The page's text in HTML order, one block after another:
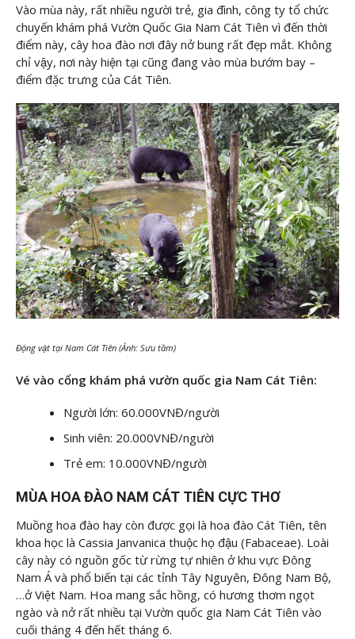
Vào mùa này, rất nhiều người trẻ, gia đình, công ty tổ chức
chuyến khám phá Vườn Quốc Gia Nam Cát Tiên vì đến thời
điểm này, cây hoa đào nơi đây nở bung rất đẹp mắt. Không
chỉ vậy, nơi này hiện tại cũng đang vào mùa bướm bay –
điểm đặc trưng của Cát Tiên.
Động vật tại Nam Cát Tiên (Ảnh: Sưu tầm)
Vé vào cổng khám phá vườn quốc gia Nam Cát Tiên:
Người lớn: 60.000VNĐ/người
Sinh viên: 20.000VNĐ/người
Trẻ em: 10.000VNĐ/người
MÙA HOA ĐÀO NAM CÁT TIÊN CỰC THƠ
Muồng hoa đào hay còn được gọi là hoa đào Cát Tiên, tên
khoa học là Cassia Janvanica thuộc họ đậu (Fabaceae). Loài
cây này có nguồn gốc từ rừng tự nhiên ở khu vực Đông
Nam Á và phổ biến tại các tỉnh Tây Nguyên, Đông Nam Bộ,
…ở Việt Nam. Hoa mang sắc hồng, có hương thơm ngọt
ngào và nở rất nhiều tại Vườn quốc gia Nam Cát Tiên vào
cuối tháng 4 đến hết tháng 6.